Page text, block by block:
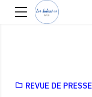
REVUE DE PRESSE